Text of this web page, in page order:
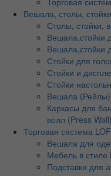
Вешала, столы,
Столы, стойки,
Вешала,стойки
Вешала,стойки
Стойки для
Стойки и
Стойки
Вешала (Рейлы)
Каркасы для
волл (Press Wall)
Торговая система
Вешала для
Мебель в стиле
Подставки для